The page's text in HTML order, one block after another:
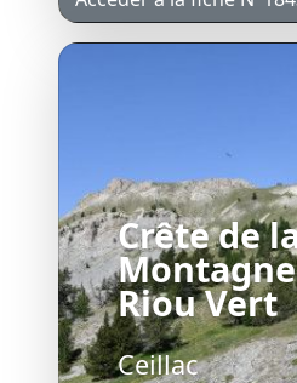
Crête de
Riou Vert
Ceillac